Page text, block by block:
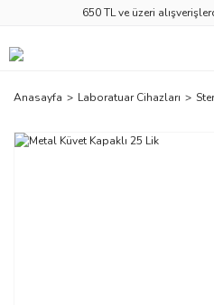
650 TL ve üzeri
Anasayfa Laboratuar Cihazları